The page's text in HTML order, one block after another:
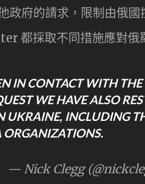
政府的請求，限制由俄
都採取不同措施應對俄
IN CONTACT WITH
WE HAVE ALSO
UKRAINE, INCLUDING
ORGANIZATIONS.
— Nick Clegg